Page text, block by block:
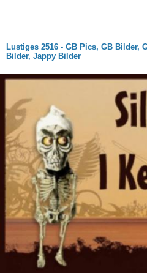
Lustiges 2516 - GB Pics, GB Bilder,
Bilder, Jappy Bilder